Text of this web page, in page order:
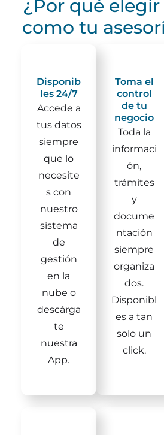
¿Por qué elegir
como tu
Disponib
les 24/7
Accede a
tus datos
siempre
que lo
necesite
s con
nuestro
sistema
de
gestión
en la
nube o
descárga
te
nuestra
App.
Toma el
control
de tu
negocio
Toda la
informaci
ón,
trámites
y
docume
ntación
siempre
organiza
dos.
Disponibl
es a tan
solo un
click.